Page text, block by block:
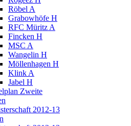
Röbel A
Grabowhöfe H
RFC Müritz A
Fincken H
MSC A
Wangelin H
Möllenhagen H
Klink A
Jabel H
Zweite
2012-13